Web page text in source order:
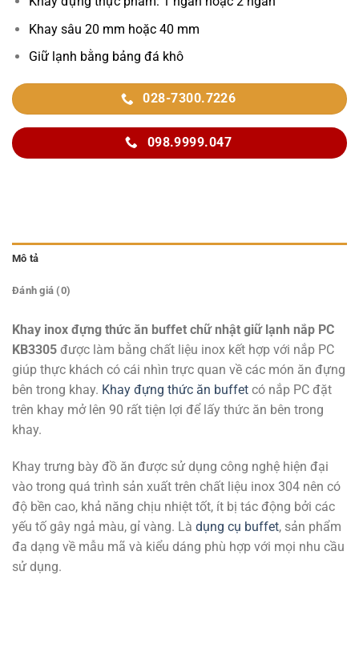
Khay sâu 20 mm hoặc 40 mm
Giữ lạnh bằng bảng đá khô
028-7300.7226
098.9999.047
Mô tả
Đánh giá (0)
Khay inox đựng thức ăn buffet chữ nhật giữ lạnh nắp PC
KB3305 được làm bằng chất liệu inox kết hợp với nắp PC
giúp thực khách có cái nhìn trực quan về các món ăn đựng
bên trong khay. Khay đựng thức ăn buffet có nắp PC đặt
trên khay mở lên 90 rất tiện lợi để lấy thức ăn bên trong
khay.
Khay trưng bày đồ ăn được sử dụng công nghệ hiện đại
vào trong quá trình sản xuất trên chất liệu inox 304 nên có
độ bền cao, khả năng chịu nhiệt tốt, ít bị tác động bởi các
yếu tố gây ngả màu, gỉ vàng. Là dụng cụ buffet, sản phẩm
đa dạng về mẫu mã và kiểu dáng phù hợp với mọi nhu cầu
sử dụng.